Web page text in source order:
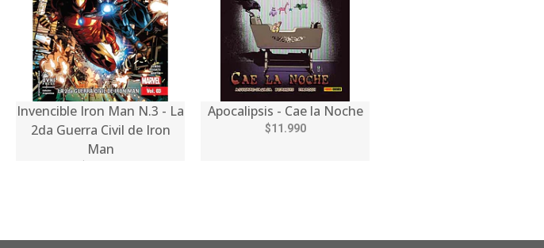
Invencible Iron Man N.3 - La
2da Guerra Civil de Iron
Man
Apocalipsis - Cae la Noche
$11.990